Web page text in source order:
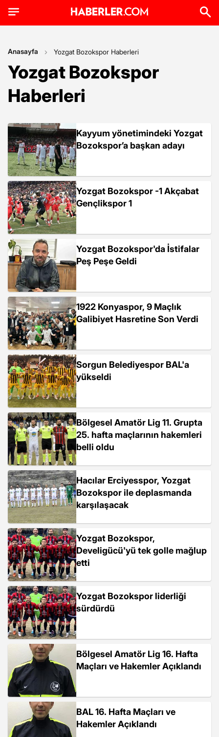
Anasayfa Yozgat Bozokspor Haberleri
Yozgat Bozokspor
Haberleri
Kayyum yönetimindeki Yozgat
Bozokspor’a başkan adayı
Yozgat Bozokspor -1 Akçabat
Gençlikspor 1
Yozgat Bozokspor'da İstifalar
Peş Peşe Geldi
1922 Konyaspor, 9 Maçlık
Galibiyet Hasretine Son Verdi
Sorgun Belediyespor BAL'a
yükseldi
Bölgesel Amatör Lig 11. Grupta
25. hafta maçlarının hakemleri
belli oldu
Hacılar Erciyesspor, Yozgat
Bozokspor ile deplasmanda
karşılaşacak
Yozgat Bozokspor,
Develigücü'yü tek golle mağlup
etti
Yozgat Bozokspor liderliği
sürdürdü
Bölgesel Amatör Lig 16. Hafta
Maçları ve Hakemler Açıklandı
BAL 16. Hafta Maçları ve
Hakemler Açıklandı